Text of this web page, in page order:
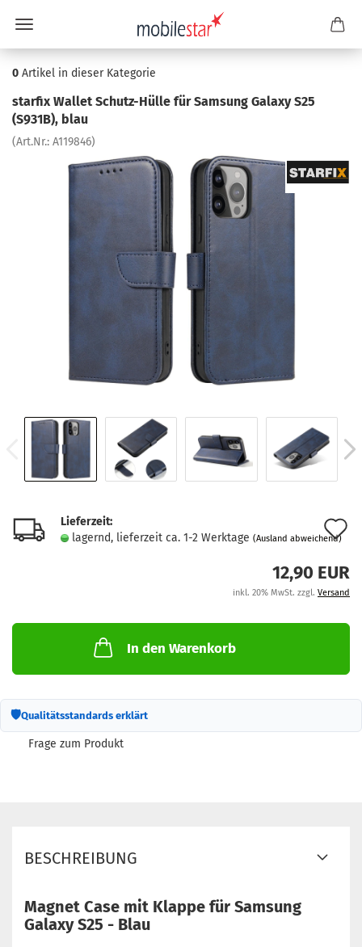
0 Artikel in dieser Kategorie
star­fix Wal­let Schutz-​Hülle für Sam­sung Ga­la­xy S25
(S931B), blau
(Art.Nr.: A119846)
Lieferzeit:
lagernd, lieferzeit ca. 1-2 Werktage (Ausland abweichend)
12,90 EUR
inkl. 20% MwSt. zzgl. Versand
In den Warenkorb
🛡Qualitätsstandards erklärt
Frage zum Produkt
BESCHREIBUNG
Magnet Case mit Klappe für Samsung
Galaxy S25 - Blau